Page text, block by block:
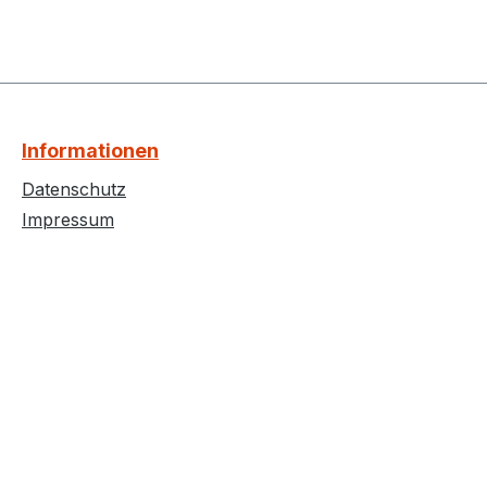
Informationen
Datenschutz
Impressum